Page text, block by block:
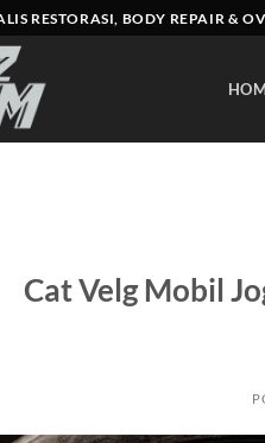
RESTORASI, BODY REPAIR &
Cat Velg Mobil